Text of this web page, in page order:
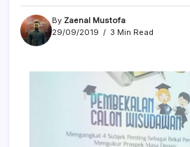
By Zaenal Mustofa
29/09/2019
3 Min Read